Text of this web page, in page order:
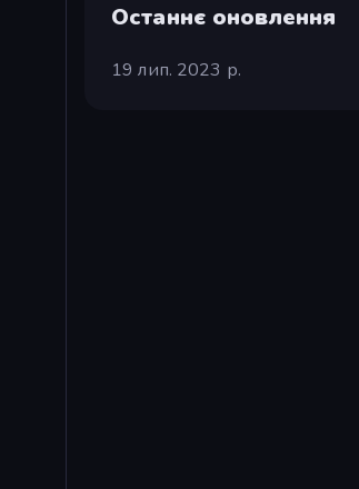
Останнє оновлення
19 лип. 2023 р.